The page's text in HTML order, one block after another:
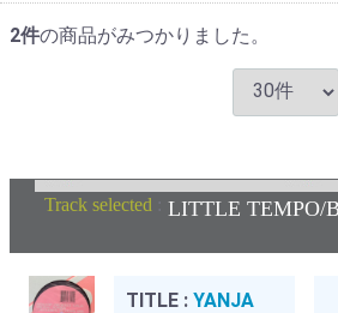
2件の商品がみつかりました。
Track selected : LITTLE TEMPO/
TITLE : YANJA